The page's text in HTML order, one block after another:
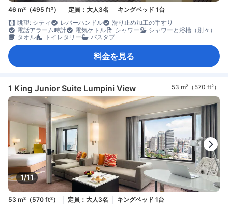
46 m²（495 ft²） 定員：大人3名
キングベッド 1台
眺望: シティ
レバーハンドル
滑り止め加工の手すり
電話アラーム時計
電気ケトル シャワー
シャワーと浴槽（別々）
タオル
トイレタリー バスタブ
料金を見る
1 King Junior Suite Lumpini View 53 m²（570 ft²）
1/11
53 m²（570 ft²） 定員：大人3名
キングベッド 1台